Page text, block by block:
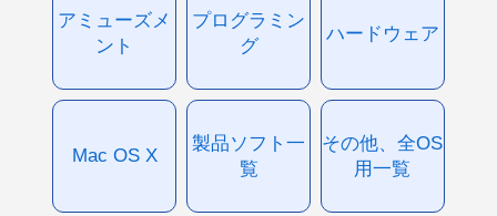
アミューズメ
ント
プログラミン
グ
ハードウェア
Mac OS X
製品ソフト一
覧
その他、全OS
用一覧